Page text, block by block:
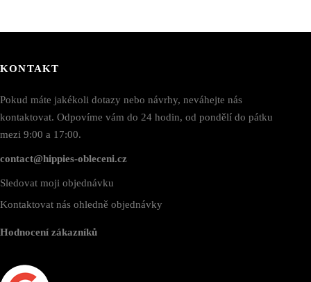
KONTAKT
Pokud máte jakékoli dotazy nebo návrhy, neváhejte nás
kontaktovat. Odpovíme vám do 24 hodin, od pondělí do pátku
mezi 9:00 a 17:00.
contact@hippies-obleceni.cz
Sledovat moji objednávku
Kontaktovat nás ohledně objednávky
Hodnocení zákazníků